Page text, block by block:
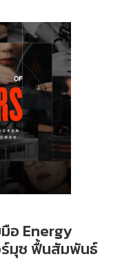
อ Energy
มุซ ฟื้นสัมพันธ์